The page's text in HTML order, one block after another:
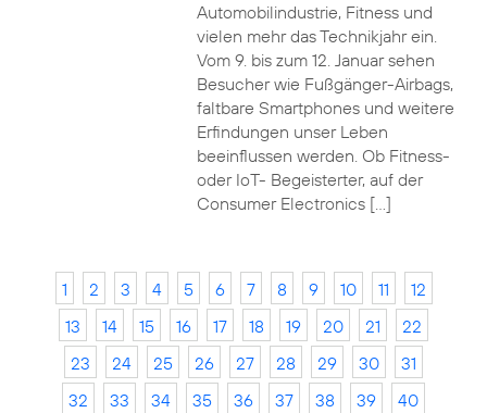
Automobilindustrie, Fitness und
vielen mehr das Technikjahr ein.
Vom 9. bis zum 12. Januar sehen
Besucher wie Fußgänger-Airbags,
faltbare Smartphones und weitere
Erfindungen unser Leben
beeinflussen werden. Ob Fitness-
oder IoT- Begeisterter, auf der
Consumer Electronics […]
1 2 3 4 5 6 7 8 9 10 11
12
13
14 15 16 17 18 19 20 21
22
23
24 25 26 27 28 29 30
31
32
33 34 35 36 37 38 39
40